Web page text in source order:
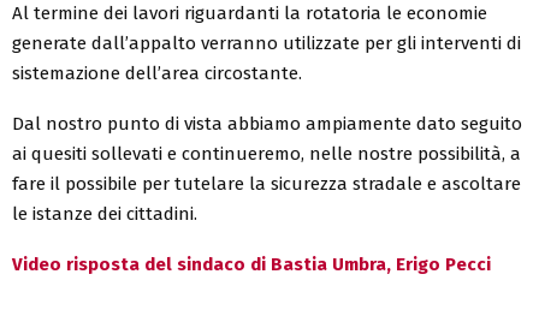
Al termine dei lavori riguardanti la rotatoria le economie
generate dall’appalto verranno utilizzate per gli interventi di
sistemazione dell’area circostante.
Dal nostro punto di vista abbiamo ampiamente dato seguito
ai quesiti sollevati e continueremo, nelle nostre possibilità, a
fare il possibile per tutelare la sicurezza stradale e ascoltare
le istanze dei cittadini.
Video risposta del sindaco di Bastia Umbra, Erigo Pecci